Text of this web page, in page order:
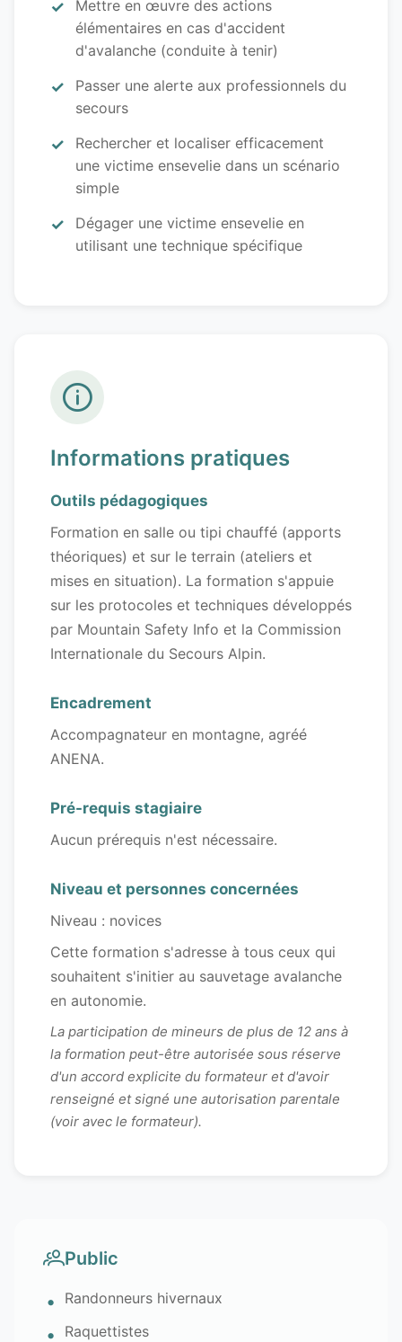
Mettre en œuvre des actions
élémentaires en cas d'accident
d'avalanche (conduite à tenir)
Passer une alerte aux professionnels du
secours
Rechercher et localiser efficacement
une victime ensevelie dans un scénario
simple
Dégager une victime ensevelie en
utilisant une technique spécifique
Informations pratiques
Outils pédagogiques
Formation en salle ou tipi chauffé (apports
théoriques) et sur le terrain (ateliers et
mises en situation). La formation s'appuie
sur les protocoles et techniques développés
par Mountain Safety Info et la Commission
Internationale du Secours Alpin.
Encadrement
Accompagnateur en montagne, agréé
ANENA.
Pré-requis stagiaire
Aucun prérequis n'est nécessaire.
Niveau et personnes concernées
Niveau : novices
Cette formation s'adresse à tous ceux qui
souhaitent s'initier au sauvetage avalanche
en autonomie.
La participation de mineurs de plus de 12 ans à
la formation peut-être autorisée sous réserve
d'un accord explicite du formateur et d'avoir
renseigné et signé une autorisation parentale
(voir avec le formateur).
Public
Randonneurs hivernaux
Raquettistes